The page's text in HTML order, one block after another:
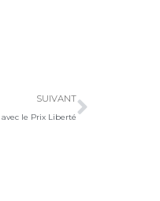
SUIVANT
avec le Prix Liberté